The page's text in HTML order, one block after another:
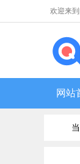
欢迎来
网站